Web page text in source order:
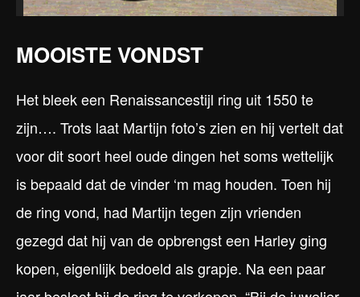
MOOISTE VONDST
Het bleek een Renaissancestijl ring uit 1550 te
zijn…. Trots laat Martijn foto’s zien en hij vertelt dat
voor dit soort heel oude dingen het soms wettelijk
is bepaald dat de vinder ‘m mag houden. Toen hij
de ring vond, had Martijn tegen zijn vrienden
gezegd dat hij van de opbrengst een Harley ging
kopen, eigenlijk bedoeld als grapje. Na een paar